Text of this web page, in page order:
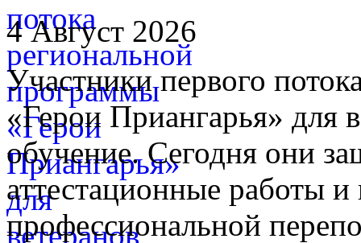
4 Август 2026
Участники первого
«Герои Приангарья» для
обучение. Сегодня они
аттестационные работы
профессиональной